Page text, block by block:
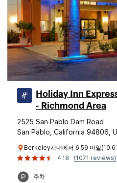
Holiday Inn
- Richmond Area
2525 San Pablo Dam Road
San Pablo, California 94806,
Berkeley시내에서 6.59 마일
4.18
(1071 reviews)
주차